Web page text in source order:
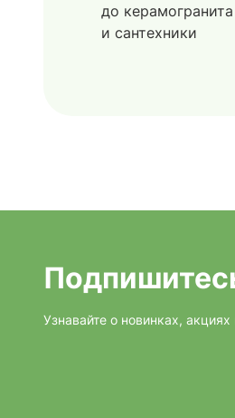
до керамогранита
и сантехники
Узнавайте о новинках,